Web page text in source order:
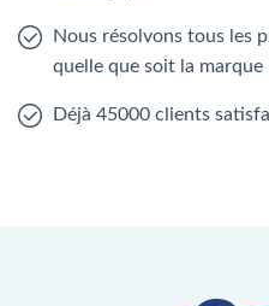
Nous résolvons tous les
quelle que soit la marque
Déjà 45000 clients